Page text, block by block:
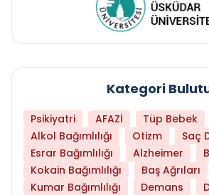
Kategori
Psikiyatri AFAZİ
Tüp Bebek
Alkol Bağımlılığı
Otizm
Saç
Esrar Bağımlılığı
Alzheimer
Kokain Bağımlılığı
Baş Ağrıları
Kumar Bağımlılığı
Demans